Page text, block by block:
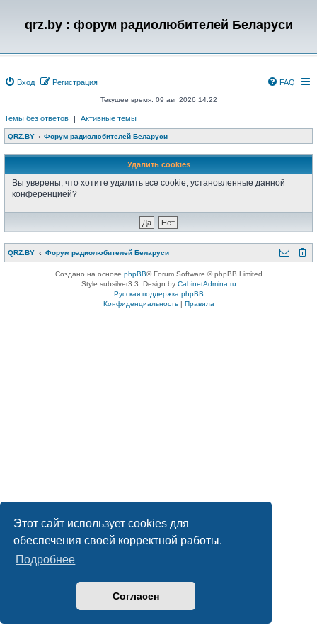
Этот сайт использует cookies для
обеспечения своей корректной работы.
Подробнее
Согласен
qrz.by : форум радиолюбителей Беларуси
Вход Регистрация FAQ
Текущее время: 09 авг 2026 14:22
Темы без ответов | Активные темы
QRZ.BY Форум радиолюбителей Беларуси
Удалить cookies
Вы уверены, что хотите удалить все cookie, установленные данной
конференцией?
QRZ.BY Форум радиолюбителей Беларуси
Создано на основе phpBB® Forum Software © phpBB Limited
Style subsilver3.3. Design by CabinetAdmina.ru
Русская поддержка phpBB
Конфиденциальность| Правила